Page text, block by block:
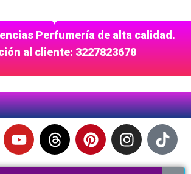
Perfumería de alta calidad.
al cliente: 3227823678